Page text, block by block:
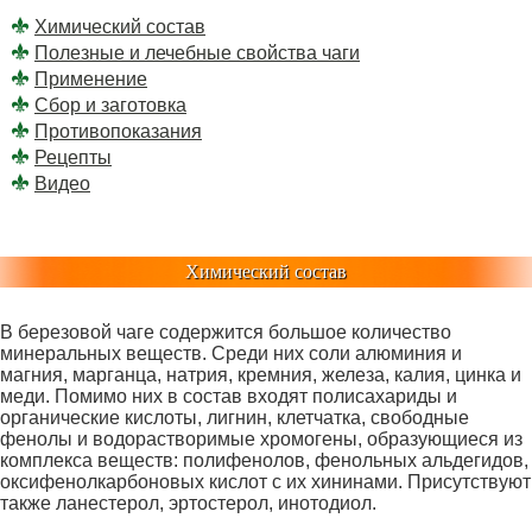
Химический состав
Полезные и лечебные свойства чаги
Применение
Сбор и заготовка
Противопоказания
Рецепты
Видео
Химический состав
В березовой чаге содержится большое количество
минеральных веществ. Среди них соли алюминия и
магния, марганца, натрия, кремния, железа, калия, цинка и
меди. Помимо них в состав входят полисахариды и
органические кислоты, лигнин, клетчатка, свободные
фенолы и водорастворимые хромогены, образующиеся из
комплекса веществ: полифенолов, фенольных альдегидов,
оксифенолкарбоновых кислот с их хининами. Присутствуют
также ланестерол, эртостерол, инотодиол.